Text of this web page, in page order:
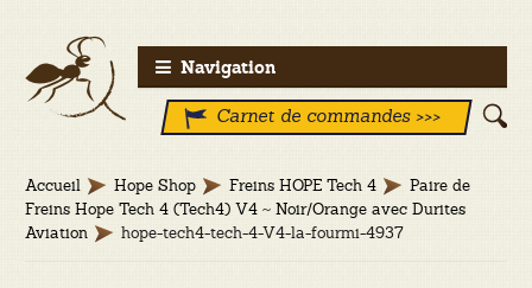
Aller
à
Aller
au
contenu
Navigation
Carnet de commandes >>>
Accueil Hope Shop Freins HOPE Tech 4
Paire de
Freins Hope Tech 4 (Tech4) V4 ~ Noir/Orange avec Durites
Aviation
hope-tech4-tech-4-V4-la-fourmi-4937